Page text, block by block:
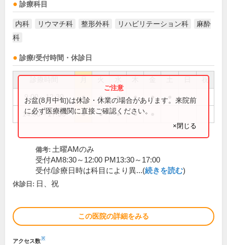
診療科目
内科 リウマチ科 整形外科 リハビリテーション科
麻酔
科
診療/受付時間・休診日
祝
9:00～12:30 ● ● ● ● ●
14:00～17:30 ● ● ● ●
お盆(8月中旬)は休診・休業の場合があります。来院前
に必ず医療機関に直接ご確認ください。
×閉じる
備考: 土曜AMのみ
受付AM8:30～12:00 PM13:30～17:00
受付/診療日時は科目により異...(続きを読む)
休診日: 日、祝
この医院の詳細をみる
アクセス数※